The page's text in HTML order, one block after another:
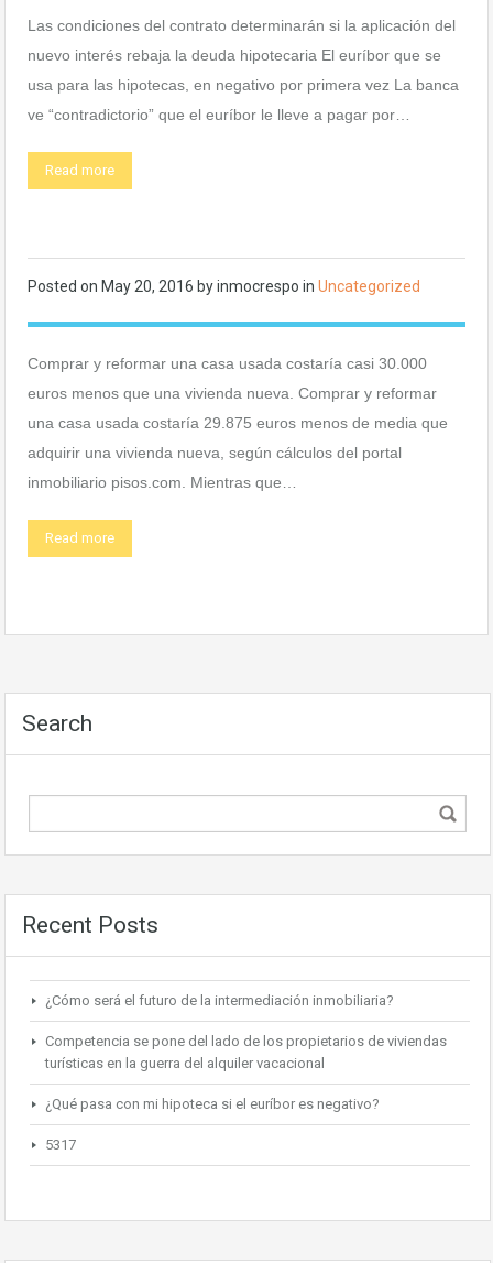
Las condiciones del contrato determinarán si la aplicación del
nuevo interés rebaja la deuda hipotecaria El euríbor que se
usa para las hipotecas, en negativo por primera vez La banca
ve “contradictorio” que el euríbor le lleve a pagar por…
Read more
Posted on May 20, 2016 byinmocrespo in Uncategorized
Comprar y reformar una casa usada costaría casi 30.000
euros menos que una vivienda nueva. Comprar y reformar
una casa usada costaría 29.875 euros menos de media que
adquirir una vivienda nueva, según cálculos del portal
inmobiliario pisos.com. Mientras que…
Read more
Search
Recent Posts
¿Cómo será el futuro de la intermediación inmobiliaria?
Competencia se pone del lado de los propietarios de viviendas
turísticas en la guerra del alquiler vacacional
¿Qué pasa con mi hipoteca si el euríbor es negativo?
5317